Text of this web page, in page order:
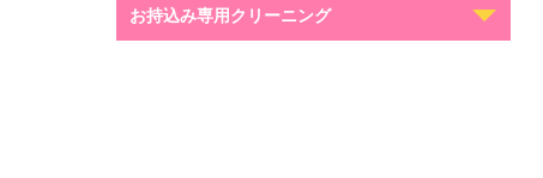
お持込み専用クリーニング